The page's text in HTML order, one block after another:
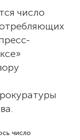
число
число